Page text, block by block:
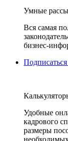
Умные
Вся самая
бизнес-
Удобные
кадрового
размеры